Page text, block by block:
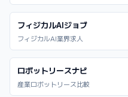
フィジカルAIジョブ
フィジカルAI業界求人
ロボットリースナビ
産業ロボットリース比較